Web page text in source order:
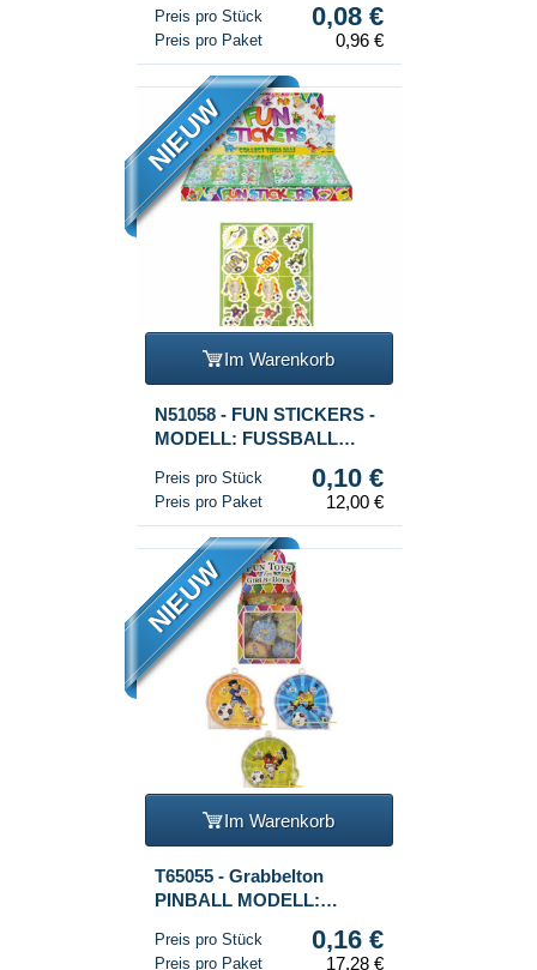
Preis pro Stück 0,08 €
Preis pro Paket 0,96 €
NIEUW
Im Warenkorb
N51058 - FUN STICKERS -
MODELL: FUSSBALL
Preis pro Stück 0,10 €
Preis pro Paket 12,00 €
NIEUW
Im Warenkorb
T65055 - Grabbelton
PINBALL MODELL:
(108st.)
Preis pro Stück 0,16 €
Preis pro Paket 17,28 €